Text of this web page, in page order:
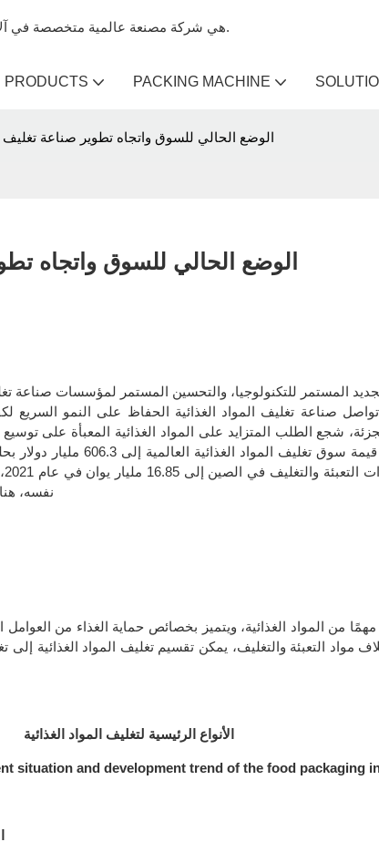
Kenwei هي شركة مصنعة عالمية متخصصة في آلات تعبئة الميزان وآلات الميزان متعددة الرؤوس.
PRODUCTS PACKING MACHINE
الوضع الحالي للسوق واتجاه تطوير صناعة تغليف
الوضع الحالي للسوق واتجاه
صناعة تغليف المواد الغذائية الحفاظ على النمو السريع
شجع الطلب المتزايد على المواد الغذائية المعبأة على
من المواد الغذائية، ويتميز بخصائص حماية الغذاء من العوامل
مواد التعبئة والتغليف، يمكن تقسيم تغليف المواد الغذائية إلى